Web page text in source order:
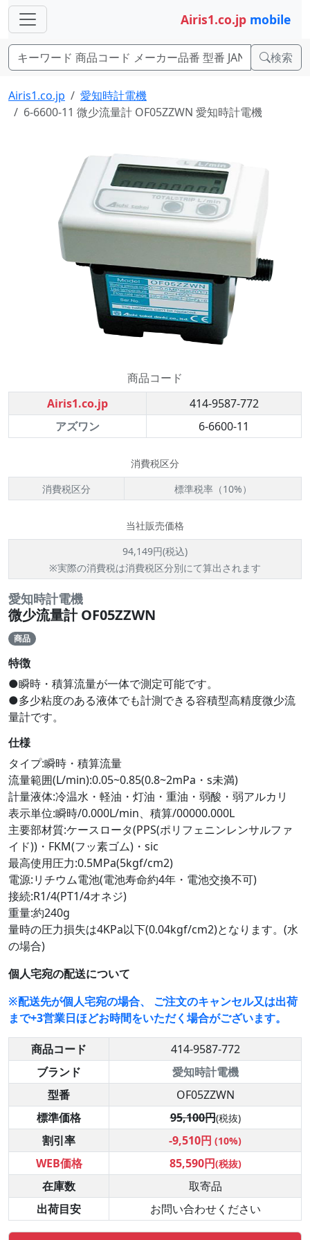
Airis1.co.jp mobile
検索
Airis1.co.jp
愛知時計電機
6-6600-11 微少流量計 OF05ZZWN 愛知時計電機
商品コード
Airis1.co.jp
414-9587-772
アズワン
6-6600-11
消費税区分
消費税区分
標準税率（10%）
当社販売価格
94,149円(税込)
※実際の消費税は消費税区分別にて算出されます
愛知時計電機
微少流量計 OF05ZZWN
商品
特徴
●瞬時・積算流量が一体で測定可能です。
●多少粘度のある液体でも計測できる容積型高精度微少流
量計です。
仕様
タイプ:瞬時・積算流量
流量範囲(L/min):0.05~0.85(0.8~2mPa・s未満)
計量液体:冷温水・軽油・灯油・重油・弱酸・弱アルカリ
表示単位:瞬時/0.000L/min、積算/00000.000L
主要部材質:ケースロータ(PPS(ポリフェニンレンサルファ
イド))・FKM(フッ素ゴム)・sic
最高使用圧力:0.5MPa(5kgf/cm2)
電源:リチウム電池(電池寿命約4年・電池交換不可)
接続:R1/4(PT1/4オネジ)
重量:約240g
量時の圧力損失は4KPa以下(0.04kgf/cm2)となります。(水
の場合)
個人宅宛の配送について
※配送先が個人宅宛の場合、 ご注文のキャンセル又は出荷
まで+3営業日ほどお時間をいただく場合がございます。
商品コード
414-9587-772
ブランド
愛知時計電機
型番
OF05ZZWN
標準価格
95,100円(税抜)
割引率 -9,510円 (10%)
WEB価格 85,590円(税抜)
在庫数
取寄品
出荷目安
お問い合わせください